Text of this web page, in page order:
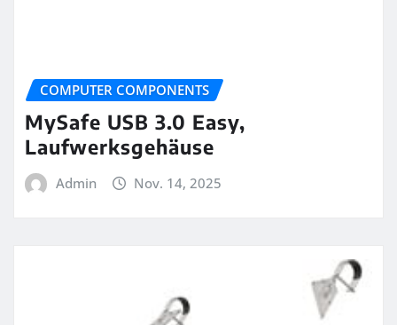
COMPUTER COMPONENTS
MySafe USB 3.0 Easy,
Laufwerksgehäuse
Admin Nov. 14, 2025